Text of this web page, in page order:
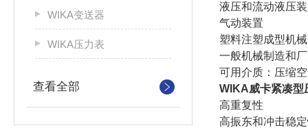
WIKA变送器
WIKA压力表
查看全部
液压和流动液压
气动装置
塑料注塑成型机械
一般机械制造和
可用介质：压缩
WIKA威卡紧凑型
高重复性
高振东和冲击稳